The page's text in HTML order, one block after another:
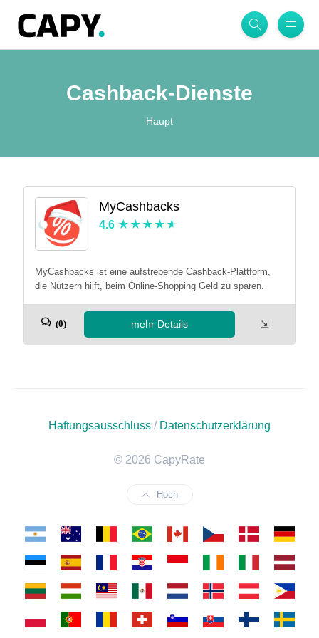
Cashback-Dienste
Haupt
MyCashbacks
4.6
MyCashbacks ist eine aufstrebende Cashback-Plattform,
die Nutzern hilft, beim Online-Shopping Geld zu sparen.
(0) mehr Details ⇲
Haftungsausschluss / Datenschutzerklärung
© 2026 CapyRate
Hoch